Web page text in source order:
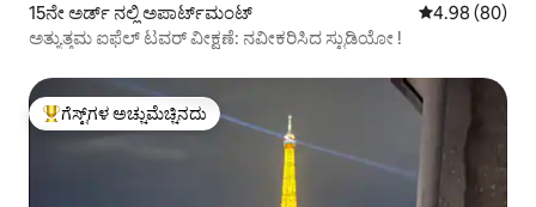
15ನೇ ಅರ್ಡ್ ನಲ್ಲಿ ಅಪಾರ್ಟ್‌ಮಂಟ್ 5 ರಲ್ಲಿ 4.98
4.98 (80)
ಅತ್ಯುತ್ತಮ ಐಫೆಲ್ ಟವರ್ ವೀಕ್ಷಣೆ: ನವೀಕರಿಸಿದ ಸ್ಟುಡಿಯೋ !
ಗೆಸ್ಟ್‌ಗಳಿಗೆ ಅತಿ ಹೆಚ್ಚು ಅಚ್ಚುಮೆಚ್ಚಿನದು
ಗೆಸ್ಟ್‌ಗಳ ಅಚ್ಚುಮೆಚ್ಚಿನದು